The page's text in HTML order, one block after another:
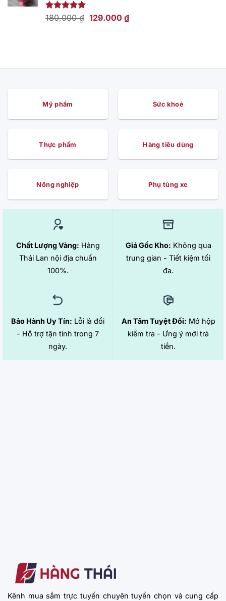
Được xếp
180.000₫ Giá
129.000 ₫Giá
Mỹ phẩm Sức khoẻ
Thực phẩm Hàng tiêu dùng
Nông nghiệp Phụ tùng xe
Chất Lượng Vàng: Hàng
Thái Lan nội địa chuẩn
100%.
Giá Gốc Kho: Không qua
trung gian - Tiết kiệm tối
đa.
Bảo Hành Uy Tín: Lỗi là đổi
- Hỗ trợ tận tình trong 7
ngày.
An Tâm Tuyệt Đối: Mở hộp
kiểm tra - Ưng ý mới trả
tiền.
Kênh mua sắm trực tuyến chuyên tuyển chọn và cung cấp